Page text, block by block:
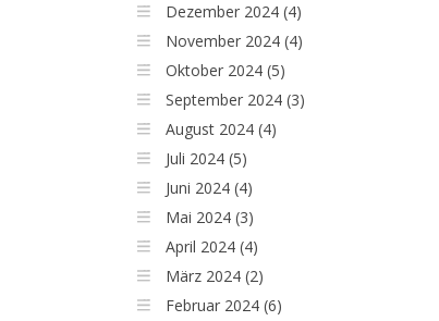
Dezember 2024 (4)
November 2024 (4)
Oktober 2024 (5)
September 2024 (3)
August 2024 (4)
Juli 2024 (5)
Juni 2024 (4)
Mai 2024 (3)
April 2024 (4)
März 2024 (2)
Februar 2024 (6)